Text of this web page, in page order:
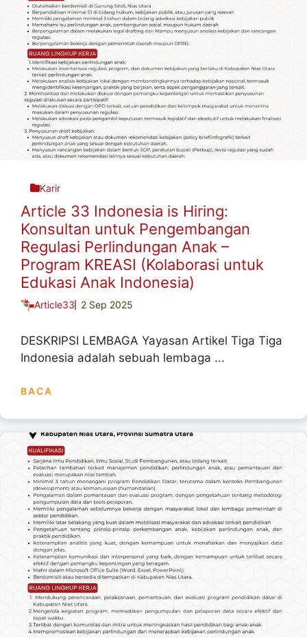
Karir
Article 33 Indonesia is Hiring:
Konsultan untuk Pengembangan
Regulasi Perlindungan Anak –
Program KREASI (Kolaborasi untuk
Edukasi Anak Indonesia)
Article33 2 Sep 2025
DESKRIPSI LEMBAGA Yayasan Artikel Tiga Tiga
Indonesia adalah sebuah lembaga ...
BACA